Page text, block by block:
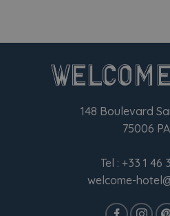
148 Boulevard
75006
Tel : +33 1 46
welcome-